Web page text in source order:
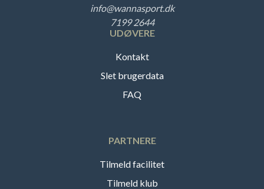
info@wannasport.dk
7199 2644
UDØVERE
Kontakt
Slet brugerdata
FAQ
PARTNERE
Tilmeld facilitet
Tilmeld klub